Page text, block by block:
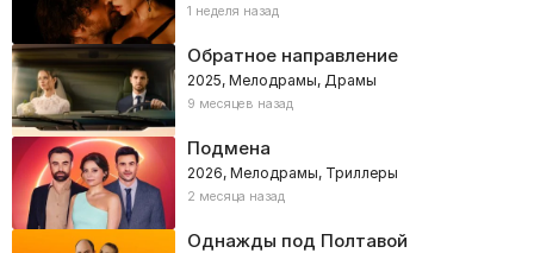
1 неделя назад
Обратное направление
2025, Мелодрамы, Драмы
9 месяцев назад
Подмена
2026, Мелодрамы, Триллеры
2 месяца назад
Однажды под Полтавой